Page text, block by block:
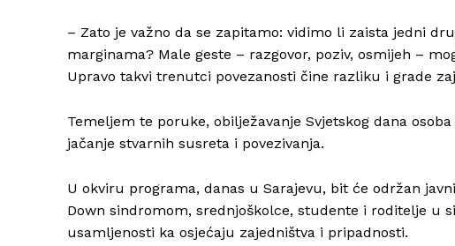
– Zato je važno da se zapitamo: vidimo li zaista jedni
marginama? Male geste – razgovor, poziv, osmijeh –
Upravo takvi trenutci povezanosti čine razliku i grade
Temeljem te poruke, obilježavanje Svjetskog dana
jačanje stvarnih susreta i povezivanja.
U okviru programa, danas u Sarajevu, bit će održan
Down sindromom, srednjoškolce, studente i roditelje u
usamljenosti ka osjećaju zajedništva i pripadnosti.